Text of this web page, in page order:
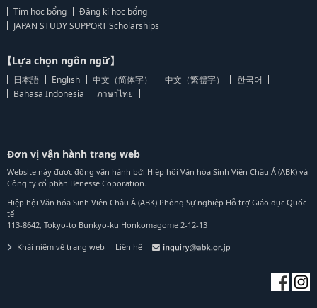
Tìm học bổng
Đăng kí học bổng
JAPAN STUDY SUPPORT Scholarships
【Lựa chọn ngôn ngữ】
日本語 English 中文（简体字） 中文（繁體字）
한국어
Bahasa Indonesia
ภาษาไทย
Đơn vị vận hành trang web
Website này được đồng vận hành bởi Hiệp hội Văn hóa Sinh Viên Châu Á (ABK) và
Công ty cổ phần Benesse Coporation.
Hiệp hội Văn hóa Sinh Viên Châu Á (ABK) Phòng Sự nghiệp Hỗ trợ Giáo dục Quốc
tế
113-8642, Tokyo-to Bunkyo-ku Honkomagome 2-12-13
Khái niệm về trang web Liên hệ